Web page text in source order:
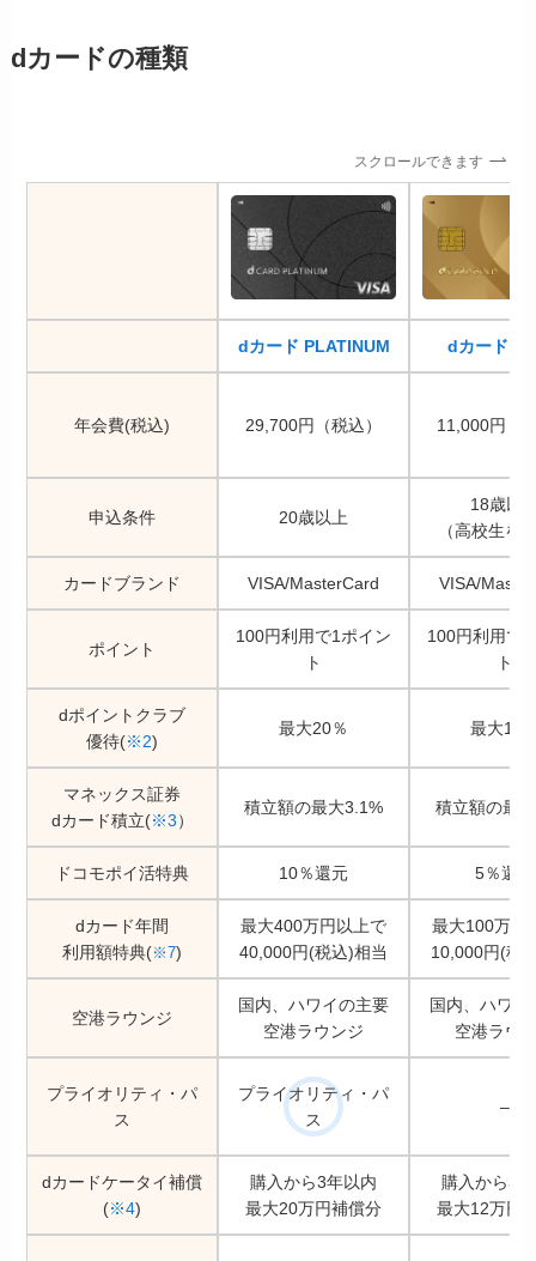
dカードの種類
スクロールできます
dカード PLATINUM dカード
年会費(税込) 29,700円（税込） 11,000円（
申込条件 20歳以上
18歳以
（高校生を
カードブランド VISA/MasterCard VISA/
ポイント
100円利用で1ポイン
ト
100円利用で
ト
dポイントクラブ
優待(※2)
最大20％ 最大10
マネックス証券
dカード積立(※3）
積立額の最大3.1% 積立額の最
ドコモポイ活特典 10％還元 5％還元
dカード年間
利用額特典(※7)
最大400万円以上で
40,000円(税込)相当
最大100万円
10,000円(税
空港ラウンジ
国内、ハワイの主要
空港ラウンジ
国内、ハワイ
空港ラウ
プライオリティ・パ
ス
プライオリティ・パ
ス
–
dカードケータイ補償
(※4)
購入から3年以内
最大20万円補償分
購入から3
最大12万円